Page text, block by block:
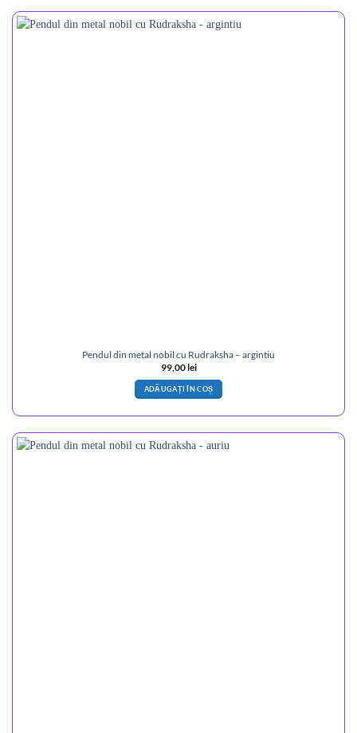
Pendul din metal nobil cu Rudraksha – argintiu
99,00lei
ADĂUGAȚI ÎN COȘ